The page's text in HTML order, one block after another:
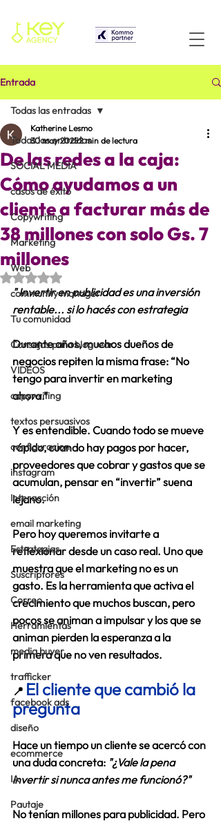
Entrada
Todas las entradas
SOCIAL MEDIA
casos de éxito
Copywriting
Marketing
Web
community manager
Tu comunidad
Consejos para bloguear
VIDEOS
copywriting
textos persuasivos
configuracion
instagram
Interacción
email marketing
Estrategias
Suscriptores
Correo
Herramientas
media buyer
trafficker
facebook ads
diseño
ecommerce
IA
Pautaje
Todas las entradas
De las redes a la caja:
Cómo ayudamos a un
cliente a facturar más de
38 millones con solo Gs. 7
millones
Katherine Lesmo
30 may 20252 min de lectura
Obtuvo NaN de 5 estrellas.
" Invertir en publicidad es una inversión
rentable... si lo hacés con estrategia
Durante años, muchos dueños de
negocios repiten la misma frase: “No
tengo para invertir en marketing
ahora.”
Y es entendible. Cuando todo se mueve
rápido, cuando hay pagos por hacer,
proveedores que cobrar y gastos que se
acumulan, pensar en “invertir” suena
lejano.
Pero hoy queremos invitarte a
reflexionar desde un caso real. Uno que
muestra que el marketing no es un
gasto. Es la herramienta que activa el
crecimiento que muchos buscan, pero
pocos se animan a impulsar y los que se
animan pierden la esperanza a la
primera que no ven resultados.
📍 El cliente que cambió la
pregunta
Hace un tiempo un cliente se acercó con
una duda concreta: "¿Vale la pena
invertir si nunca antes me funcionó?"
No tenían millones para publicidad. Pero